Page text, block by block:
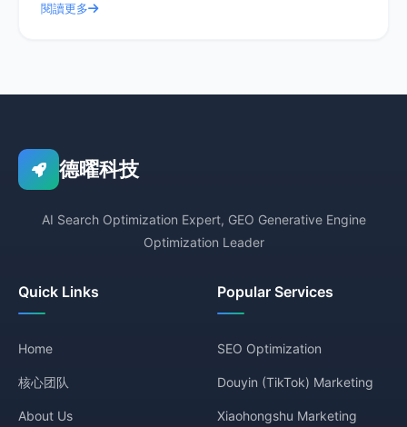
閱讀更多
德曜科技
AI Search Optimization Expert, GEO Generative Engine
Optimization Leader
Quick Links
Home
核心团队
About Us
Popular Services
SEO Optimization
Douyin (TikTok) Marketing
Xiaohongshu Marketing